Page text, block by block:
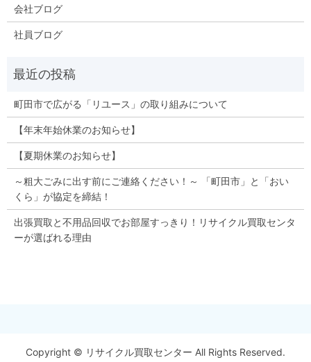
会社ブログ
社員ブログ
町田市で広がる「リユース」の取り組みについて
【年末年始休業のお知らせ】
【夏期休業のお知らせ】
～粗大ごみに出す前にご連絡ください！～ 「町田市」と「おい
くら」が協定を締結！
出張買取と不用品回収でお部屋すっきり！リサイクル買取センタ
ーが選ばれる理由
Copyright © リサイクル買取センター All Rights Reserved.